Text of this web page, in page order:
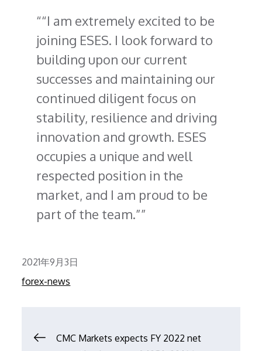
“I am extremely excited to be
joining ESES. I look forward to
building upon our current
successes and maintaining our
continued diligent focus on
stability, resilience and driving
innovation and growth. ESES
occupies a unique and well
respected position in the
market, and I am proud to be
part of the team.”
Posted
on
2021年9月3日
forex-news
文CMC Markets expects FY 2022 net